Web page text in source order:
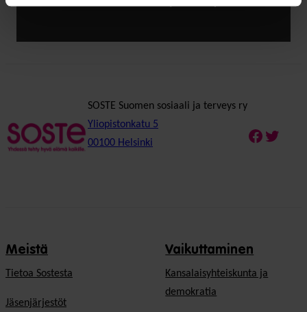
SOSTE Suomen sosiaali ja terveys ry
Yliopistonkatu 5
00100 Helsinki
Meistä
Tietoa Sostesta
Jäsenjärjestöt
Vaikuttaminen
Kansalaisyhteiskunta ja
demokratia